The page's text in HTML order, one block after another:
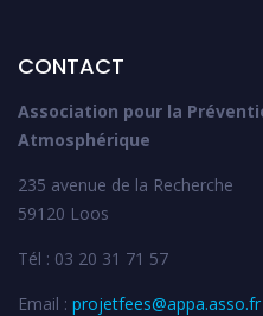
CONTACT
Association pour la
Atmosphérique
235 avenue de la Recherche
59120 Loos
Tél : 03 20 31 71 57
Email : projetfees@appa.asso.fr